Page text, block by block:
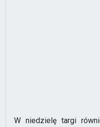
W niedzielę targi